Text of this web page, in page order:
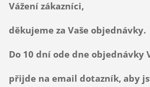
Vážení zákazníci,
děkujeme za Vaše objednávky.
Do 10 dní ode dne objednávky
přijde na email dotazník, aby